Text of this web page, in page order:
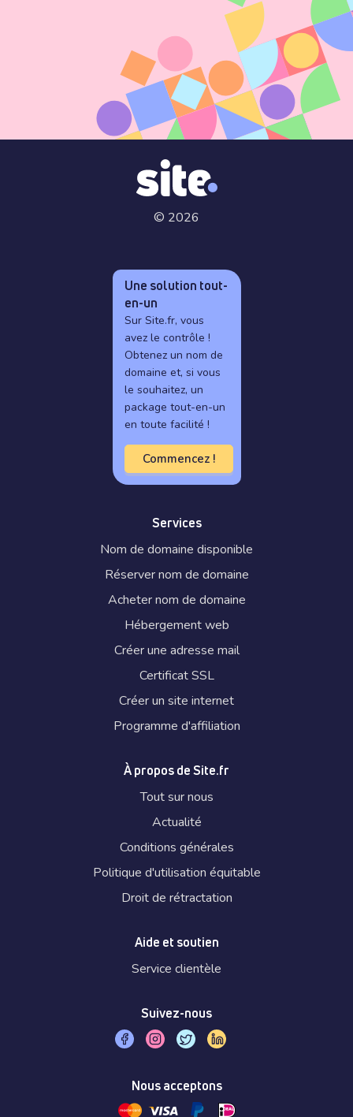
© 2026
Une solution tout-
en-un
Sur Site.fr, vous
avez le contrôle !
Obtenez un nom de
domaine et, si vous
le souhaitez, un
package tout-en-un
en toute facilité !
Commencez !
Services
Nom de domaine disponible
Réserver nom de domaine
Acheter nom de domaine
Hébergement web
Créer une adresse mail
Certificat SSL
Créer un site internet
Programme d'affiliation
À propos de Site.fr
Tout sur nous
Actualité
Conditions générales
Politique d'utilisation équitable
Droit de rétractation
Aide et soutien
Service clientèle
Suivez-nous
Nous acceptons